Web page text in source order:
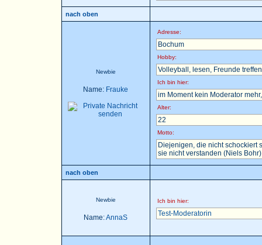
nach oben
Newbie
Name: Frauke
Adresse:
Bochum
Hobby:
Volleyball, lesen, Freunde
Ich bin hier:
im Moment kein Moderator
Alter:
22
Motto:
Diejenigen, die nicht schockiert
sie nicht verstanden (Niels Bohr)
nach oben
Newbie
Name:AnnaS
Ich bin hier:
Test-Moderatorin